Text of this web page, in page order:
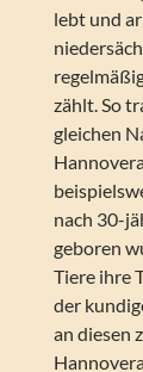
lebt und
zählt. So
gleichen
nach 30-
geboren
Tiere ihre
der
an diesen